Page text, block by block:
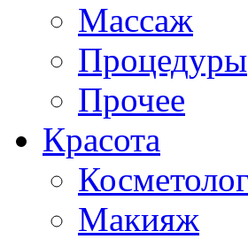
Массаж
Процедуры
Прочее
Красота
Макияж